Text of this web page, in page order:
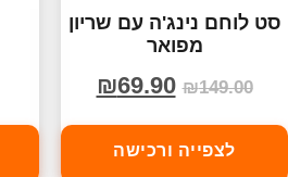
סט לוחם נינג'ה עם שריון
מפואר
₪149.00
₪69.90
לצפייה ורכישה